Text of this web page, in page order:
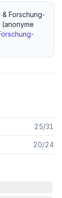
& Forschung-
-
25/31
20/24